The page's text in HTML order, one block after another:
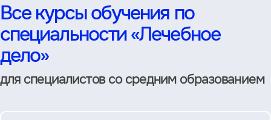
Все курсы обучения по
специальности «Лечебное
дело»
для специалистов со средним образованием